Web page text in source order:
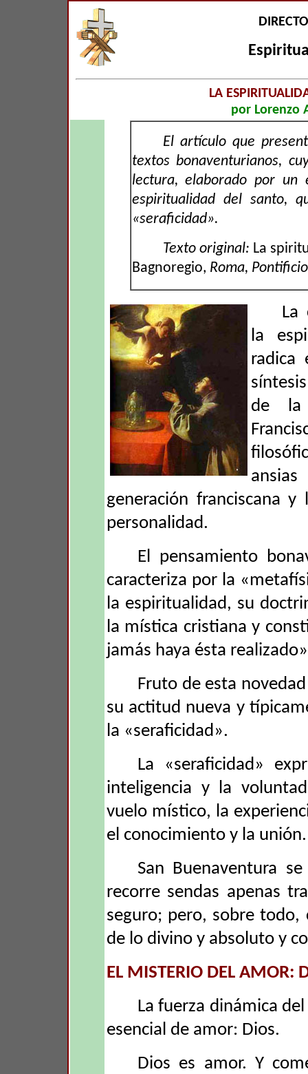
LA
por Lorenzo
El artículo que
textos bonaventurianos,
lectura, elaborado por un
espiritualidad del santo,
«seraficidad».
Texto original: La
Bagnoregio, Roma,
La
la
radica
de la
generación franciscana
personalidad.
El pensamiento
caracteriza por la
la espiritualidad, su
la mística cristiana y
jamás haya ésta
Fruto de esta
su actitud nueva y
la «seraficidad».
La «seraficidad»
inteligencia y la
vuelo místico, la
el conocimiento y la unión.
San Buenaventura
recorre sendas apenas
seguro; pero, sobre todo,
de lo divino y absoluto y
EL MISTERIO DEL AMOR:
La fuerza dinámica
esencial de amor: Dios.
Dios es amor. Y